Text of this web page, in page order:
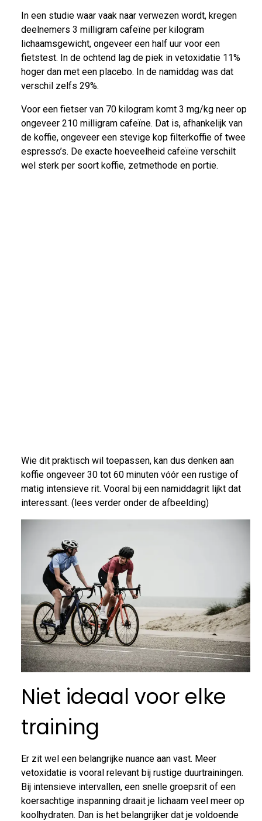
In een studie waar vaak naar verwezen wordt, kregen
deelnemers 3 milligram cafeïne per kilogram
lichaamsgewicht, ongeveer een half uur voor een
fietstest. In de ochtend lag de piek in vetoxidatie 11%
hoger dan met een placebo. In de namiddag was dat
verschil zelfs 29%.
Voor een fietser van 70 kilogram komt 3 mg/kg neer op
ongeveer 210 milligram cafeïne. Dat is, afhankelijk van
de koffie, ongeveer een stevige kop filterkoffie of twee
espresso’s. De exacte hoeveelheid cafeïne verschilt
wel sterk per soort koffie, zetmethode en portie.
Wie dit praktisch wil toepassen, kan dus denken aan
koffie ongeveer 30 tot 60 minuten vóór een rustige of
matig intensieve rit. Vooral bij een namiddagrit lijkt dat
interessant. (lees verder onder de afbeelding)
Niet ideaal voor elke
training
Er zit wel een belangrijke nuance aan vast. Meer
vetoxidatie is vooral relevant bij rustige duurtrainingen.
Bij intensieve intervallen, een snelle groepsrit of een
koersachtige inspanning draait je lichaam veel meer op
koolhydraten. Dan is het belangrijker dat je voldoende